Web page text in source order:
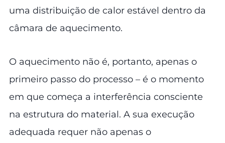
uma distribuição de calor estável dentro da
câmara de aquecimento.
O aquecimento não é, portanto, apenas o
primeiro passo do processo – é o momento
em que começa a interferência consciente
na estrutura do material. A sua execução
adequada requer não apenas o